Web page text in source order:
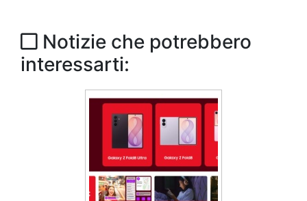
Notizie che potrebbero
interessarti: